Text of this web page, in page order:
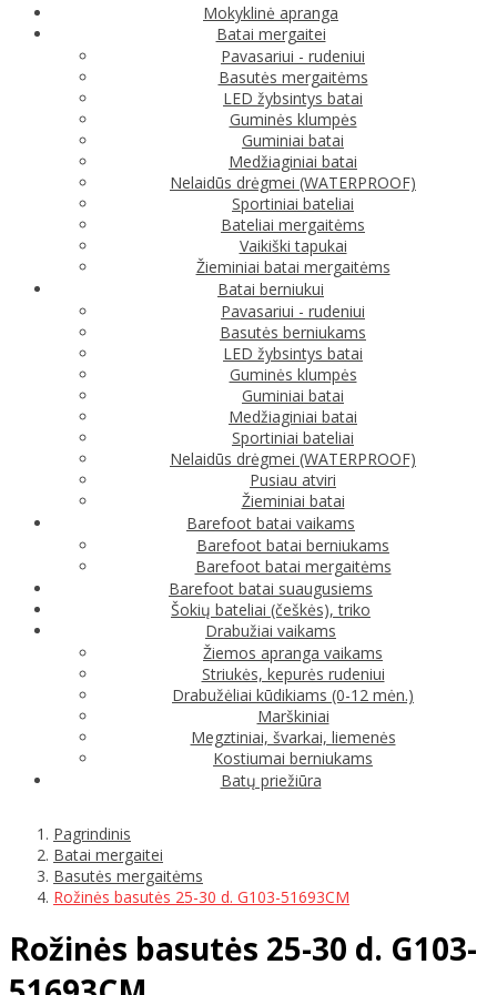
Mokyklinė apranga
Batai mergaitei
Pavasariui - rudeniui
Basutės mergaitėms
LED žybsintys batai
Guminės klumpės
Guminiai batai
Medžiaginiai batai
Nelaidūs drėgmei (WATERPROOF)
Sportiniai bateliai
Bateliai mergaitėms
Vaikiški tapukai
Žieminiai batai mergaitėms
Batai berniukui
Pavasariui - rudeniui
Basutės berniukams
LED žybsintys batai
Guminės klumpės
Guminiai batai
Medžiaginiai batai
Sportiniai bateliai
Nelaidūs drėgmei (WATERPROOF)
Pusiau atviri
Žieminiai batai
Barefoot batai vaikams
Barefoot batai berniukams
Barefoot batai mergaitėms
Barefoot batai suaugusiems
Šokių bateliai (češkės), triko
Drabužiai vaikams
Žiemos apranga vaikams
Striukės, kepurės rudeniui
Drabužėliai kūdikiams (0-12 mėn.)
Marškiniai
Megztiniai, švarkai, liemenės
Kostiumai berniukams
Batų priežiūra
Pagrindinis
Batai mergaitei
Basutės mergaitėms
Rožinės basutės 25-30 d. G103-51693CM
Rožinės basutės 25-30 d. G103-